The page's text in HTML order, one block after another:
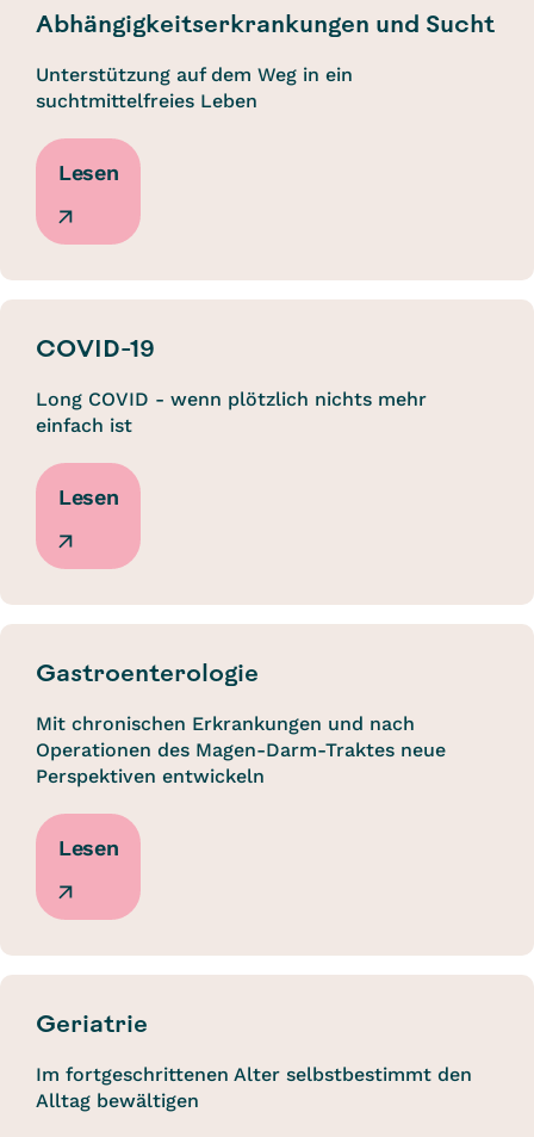
Abhängigkeitserkrankungen und Sucht
Unterstützung auf dem Weg in ein
suchtmittelfreies Leben
Lesen
COVID-19
Long COVID - wenn plötzlich nichts mehr
einfach ist
Lesen
Gastroenterologie
Mit chronischen Erkrankungen und nach
Operationen des Magen-Darm-Traktes neue
Perspektiven entwickeln
Lesen
Geriatrie
Im fortgeschrittenen Alter selbstbestimmt den
Alltag bewältigen